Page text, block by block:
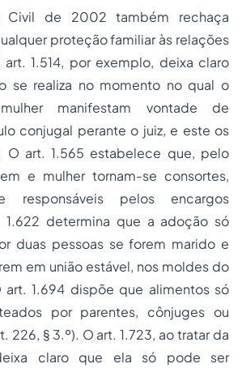
Civil de 2002 também rechaça
proteção familiar às relações
art. 1.514, por exemplo, deixa claro
se realiza no momento no qual o
mulhermanifestam vontade de
conjugal perante o juiz, e este os
O art. 1.565 estabelece que, pelo
e mulhertornam-se consortes,
responsáveis pelos encargos
determina que a adoção só
duas pessoas se forem marido e
em união estável, nos moldes do
art. 1.694 dispõe que alimentos só
por parentes, cônjuges ou
226, § 3.º). O art. 1.723, ao tratar da
claro que ela só pode ser